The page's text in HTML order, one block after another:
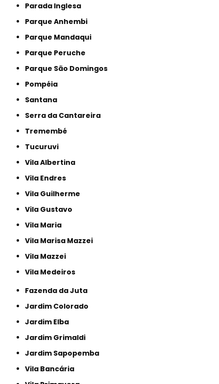
Parada Inglesa
Parque Anhembi
Parque Mandaqui
Parque Peruche
Parque São Domingos
Pompéia
Santana
Serra da Cantareira
Tremembé
Tucuruvi
Vila Albertina
Vila Endres
Vila Guilherme
Vila Gustavo
Vila Maria
Vila Marisa Mazzei
Vila Mazzei
Vila Medeiros
Fazenda da Juta
Jardim Colorado
Jardim Elba
Jardim Grimaldi
Jardim Sapopemba
Vila Bancária